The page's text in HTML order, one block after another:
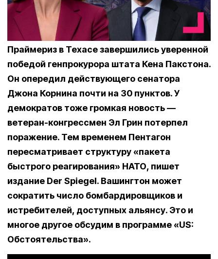
Праймериз в Техасе завершились уверенной
победой генпрокурора штата Кена Пакстона.
Он опередил действующего сенатора
Джона Корнина почти на 30 пунктов. У
демократов тоже громкая новость —
ветеран-конгрессмен Эл Грин потерпел
поражение. Тем временем Пентагон
пересматривает структуру «пакета
быстрого реагирования» НАТО, пишет
издание Der Spiegel. Вашингтон может
сократить число бомбардировщиков и
истребителей, доступных альянсу. Это и
многое другое обсудим в программе «US:
Обстоятельства».